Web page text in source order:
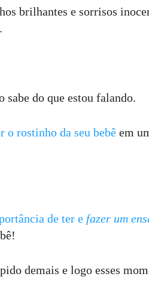
brilhantes e sorrisos
sabe do que estou falando.
o rostinho da seu bebê em
de ter e fazer um
demais e logo esses